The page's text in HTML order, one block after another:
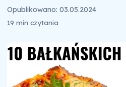
Opublikowano: 03.05.2024
19 min czytania